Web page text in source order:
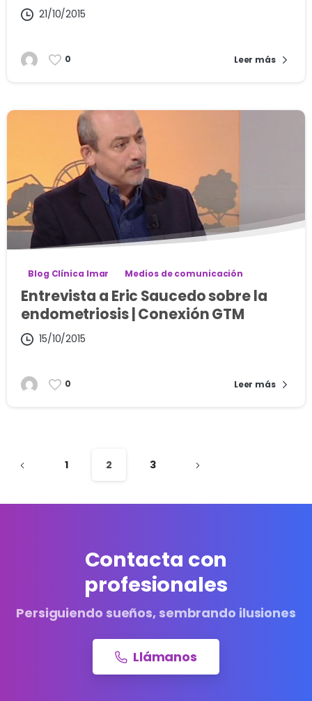
21/10/2015
0 Leer más
Blog Clínica Imar Medios de comunicación
Entrevista a Eric Saucedo sobre la
endometriosis | Conexión GTM
15/10/2015
0 Leer más
1 2 3
Contacta con
profesionales
Persiguiendo sueños, sembrando ilusiones
Llámanos